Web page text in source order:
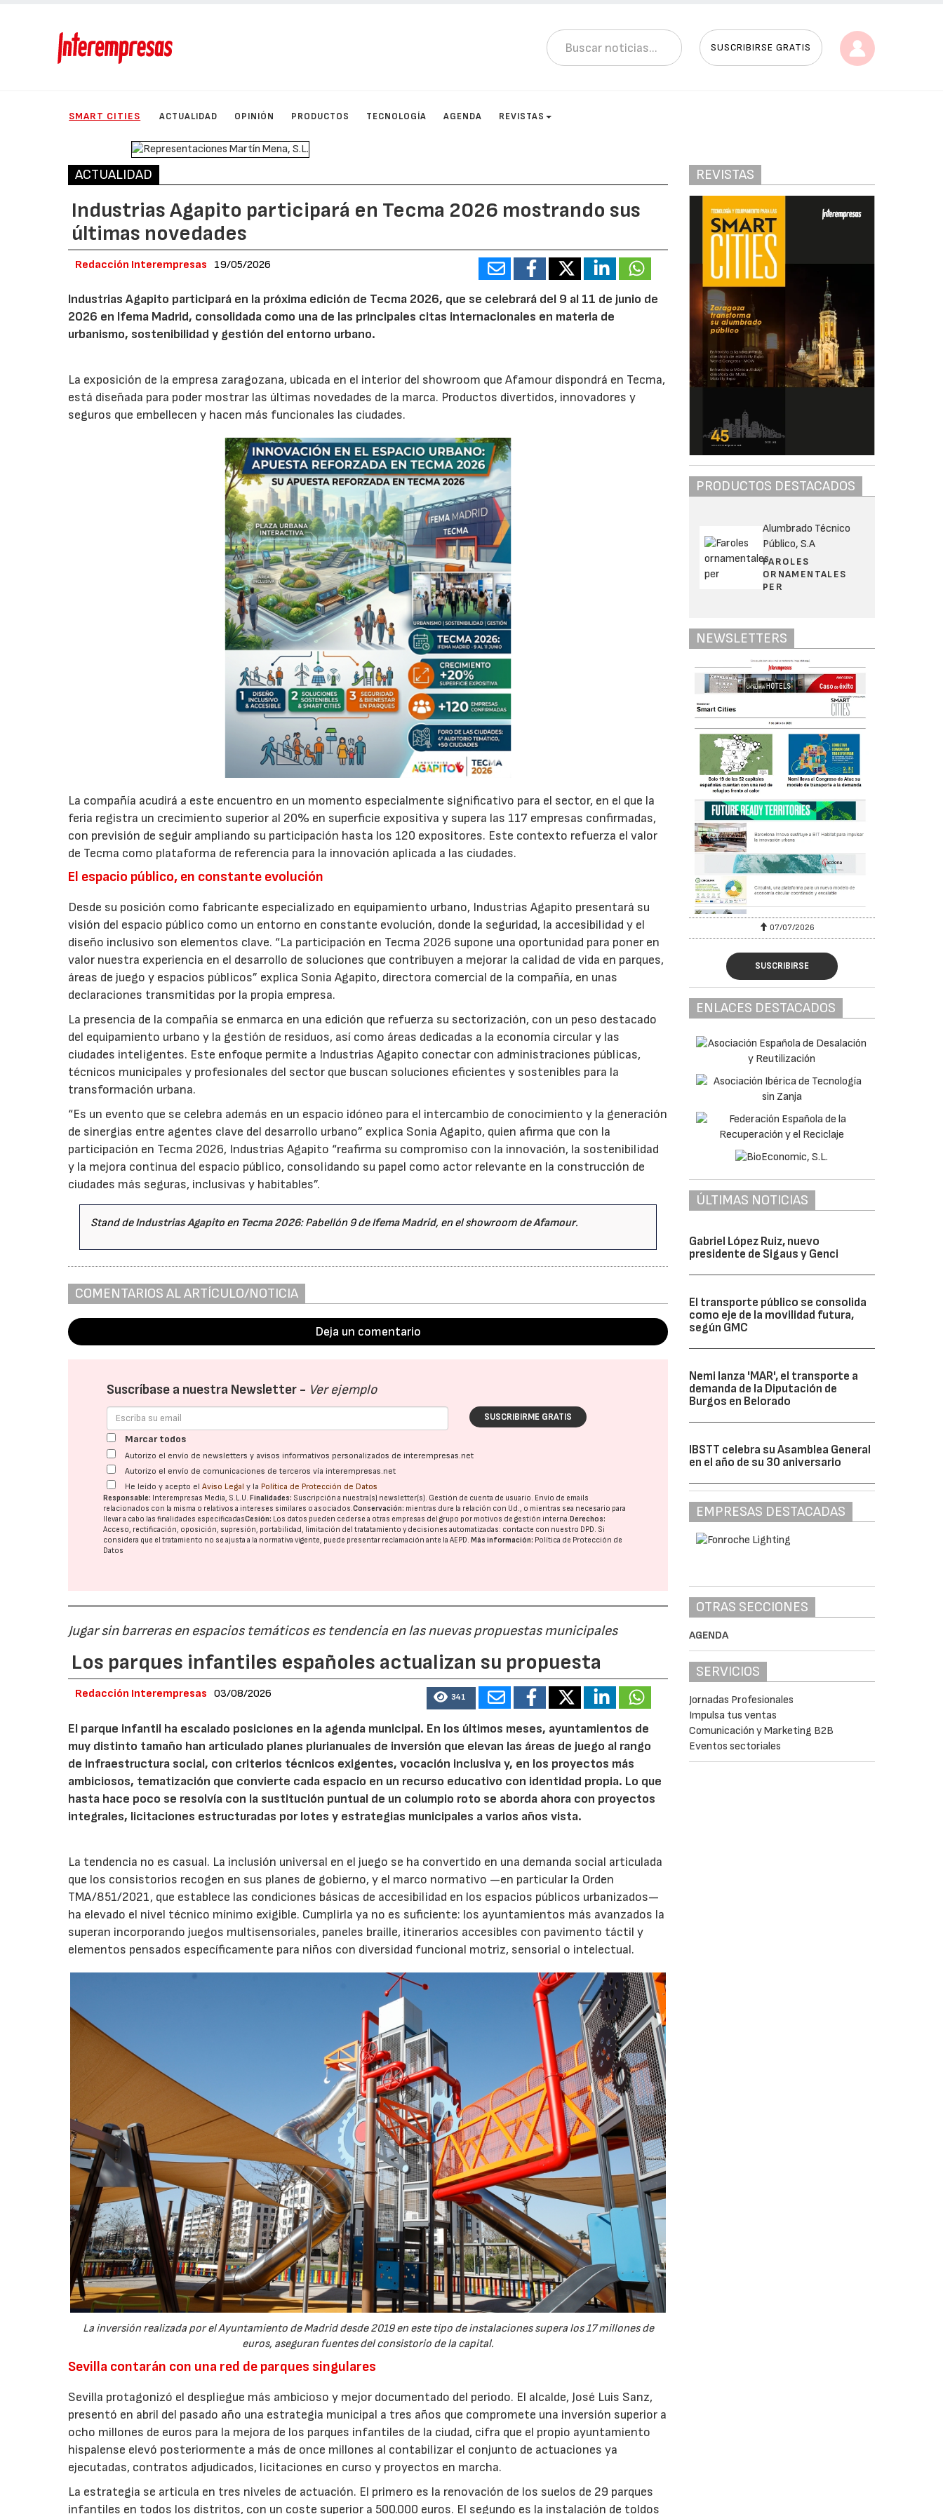
SUSCRIBIRSE GRATIS
SMART CITIES ACTUALIDAD OPINIÓN PRODUCTOS TECNOLOGÍA AGENDA REVISTAS
ACTUALIDAD
Industrias Agapito participará en Tecma 2026 mostrando sus
últimas novedades
Redacción Interempresas 19/05/2026
Industrias Agapito participará en la próxima edición de Tecma 2026, que se celebrará del 9 al 11 de junio de
2026 en Ifema Madrid, consolidada como una de las principales citas internacionales en materia de
urbanismo, sostenibilidad y gestión del entorno urbano.
La exposición de la empresa zaragozana, ubicada en el interior del showroom que Afamour dispondrá en Tecma,
está diseñada para poder mostrar las últimas novedades de la marca. Productos divertidos, innovadores y
seguros que embellecen y hacen más funcionales las ciudades.
La compañía acudirá a este encuentro en un momento especialmente significativo para el sector, en el que la
feria registra un crecimiento superior al 20% en superficie expositiva y supera las 117 empresas confirmadas,
con previsión de seguir ampliando su participación hasta los 120 expositores. Este contexto refuerza el valor
de Tecma como plataforma de referencia para la innovación aplicada a las ciudades.
El espacio público, en constante evolución
Desde su posición como fabricante especializado en equipamiento urbano, Industrias Agapito presentará su
visión del espacio público como un entorno en constante evolución, donde la seguridad, la accesibilidad y el
diseño inclusivo son elementos clave. “La participación en Tecma 2026 supone una oportunidad para poner en
valor nuestra experiencia en el desarrollo de soluciones que contribuyen a mejorar la calidad de vida en parques,
áreas de juego y espacios públicos” explica Sonia Agapito, directora comercial de la compañía, en unas
declaraciones transmitidas por la propia empresa.
La presencia de la compañía se enmarca en una edición que refuerza su sectorización, con un peso destacado
del equipamiento urbano y la gestión de residuos, así como áreas dedicadas a la economía circular y las
ciudades inteligentes. Este enfoque permite a Industrias Agapito conectar con administraciones públicas,
técnicos municipales y profesionales del sector que buscan soluciones eficientes y sostenibles para la
transformación urbana.
“Es un evento que se celebra además en un espacio idóneo para el intercambio de conocimiento y la generación
de sinergias entre agentes clave del desarrollo urbano” explica Sonia Agapito, quien afirma que con la
participación en Tecma 2026, Industrias Agapito “reafirma su compromiso con la innovación, la sostenibilidad
y la mejora continua del espacio público, consolidando su papel como actor relevante en la construcción de
ciudades más seguras, inclusivas y habitables”.
Stand deIndustrias Agapitoen Tecma 2026: Pabellón 9 de Ifema Madrid, en el showroom deAfamour.
COMENTARIOS AL ARTÍCULO/NOTICIA
Deja un comentario
Suscríbase a nuestra Newsletter - Ver ejemplo
SUSCRIBIRME GRATIS
Marcar todos
Autorizo el envío de newsletters y avisos informativos personalizados de interempresas.net
Autorizo el envío de comunicaciones de terceros vía interempresas.net
He leído y acepto elAviso Legal y la Política de Protección de Datos
Responsable: Interempresas Media, S.L.U.Finalidades: Suscripción a nuestra(s) newsletter(s). Gestión de cuenta de usuario. Envío de emails
relacionados con la misma o relativos a intereses similares o asociados.Conservación: mientras dure la relación con Ud., o mientras sea necesario para
llevar a cabo las finalidades especificadasCesión: Los datos pueden cederse a otras empresas del grupo por motivos de gestión interna.Derechos:
Acceso, rectificación, oposición, supresión, portabilidad, limitación del tratatamiento y decisiones automatizadas: contacte con nuestro DPD. Si
considera que el tratamiento no se ajusta a la normativa vigente, puede presentar reclamación ante laAEPD.Más información: Política de Protección de
Datos
Jugar sin barreras en espacios temáticos es tendencia en las nuevas propuestas municipales
Los parques infantiles españoles actualizan su propuesta
Redacción Interempresas 03/08/2026 341
El parque infantil ha escalado posiciones en la agenda municipal. En los últimos meses, ayuntamientos de
muy distinto tamaño han articulado planes plurianuales de inversión que elevan las áreas de juego al rango
de infraestructura social, con criterios técnicos exigentes, vocación inclusiva y, en los proyectos más
ambiciosos, tematización que convierte cada espacio en un recurso educativo con identidad propia. Lo que
hasta hace poco se resolvía con la sustitución puntual de un columpio roto se aborda ahora con proyectos
integrales, licitaciones estructuradas por lotes y estrategias municipales a varios años vista.
La tendencia no es casual. La inclusión universal en el juego se ha convertido en una demanda social articulada
que los consistorios recogen en sus planes de gobierno, y el marco normativo —en particular la Orden
TMA/851/2021, que establece las condiciones básicas de accesibilidad en los espacios públicos urbanizados—
ha elevado el nivel técnico mínimo exigible. Cumplirla ya no es suficiente: los ayuntamientos más avanzados la
superan incorporando juegos multisensoriales, paneles braille, itinerarios accesibles con pavimento táctil y
elementos pensados específicamente para niños con diversidad funcional motriz, sensorial o intelectual.
La inversión realizada por el Ayuntamiento de Madrid desde 2019 en este tipo de instalaciones supera los 17 millones de
euros, aseguran fuentes del consistorio de la capital.
Sevilla contarán con una red de parques singulares
Sevilla protagonizó el despliegue más ambicioso y mejor documentado del periodo. El alcalde, José Luis Sanz,
presentó en abril del pasado año una estrategia municipal a tres años que compromete una inversión superior a
ocho millones de euros para la mejora de los parques infantiles de la ciudad, cifra que el propio ayuntamiento
hispalense elevó posteriormente a más de once millones al contabilizar el conjunto de actuaciones ya
ejecutadas, contratos adjudicados, licitaciones en curso y proyectos en marcha.
La estrategia se articula en tres niveles de actuación. El primero es la renovación de los suelos de 29 parques
infantiles en todos los distritos, con un coste superior a 500.000 euros. El segundo es la instalación de toldos
REVISTAS
PRODUCTOS DESTACADOS
Alumbrado Técnico
Público, S.A
FAROLES
ORNAMENTALES
PER
NEWSLETTERS
07/07/2026 21/07/2026 07/07/2026
SUSCRIBIRSE
ENLACES DESTACADOS
ÚLTIMAS NOTICIAS
Gabriel López Ruiz, nuevo
presidente de Sigaus y Genci
El transporte público se consolida
como eje de la movilidad futura,
según GMC
Nemi lanza 'MAR', el transporte a
demanda de la Diputación de
Burgos en Belorado
IBSTT celebra su Asamblea General
en el año de su 30 aniversario
EMPRESAS DESTACADAS
OTRAS SECCIONES
AGENDA
SERVICIOS
Jornadas Profesionales
Impulsa tus ventas
Comunicación y Marketing B2B
Eventos sectoriales